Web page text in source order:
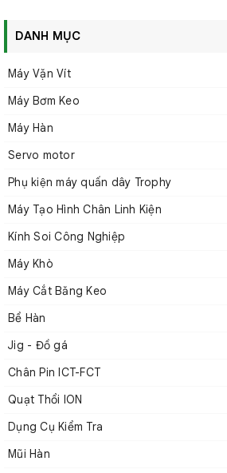
2. Thông số kỹ thuật
Model
DANH MỤC
Máy Vặn Vít
Máy Bơm Keo
Máy Hàn
Servo motor
Phụ kiện máy quấn dây Trophy
Máy Tạo Hình Chân Linh Kiện
Kính Soi Công Nghiệp
Máy Khò
Máy Cắt Băng Keo
Bể Hàn
Jig - Đồ gá
Chân Pin ICT-FCT
Quạt Thổi ION
Dụng Cụ Kiểm Tra
Mũi Hàn